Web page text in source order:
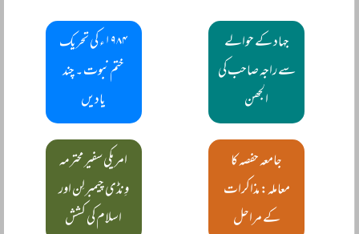
جہاد کے حوالے
سے راجہ صاحب کی
الجھن
۱۹۸۴ء کی تحریک
ختم نبوت ۔ چند
یادیں
جامعہ حفصہ کا
معاملہ: مذاکرات
کے مراحل
امریکی سفیر محترمہ
وِنڈی چیمبرلِن اور
اسلام کی کشش